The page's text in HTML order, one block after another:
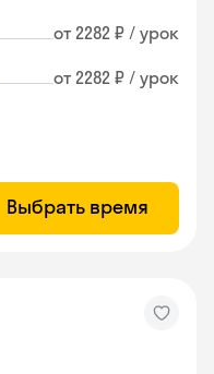
от 2282 ₽ / урок
от 2282 ₽ / урок
Выбрать время